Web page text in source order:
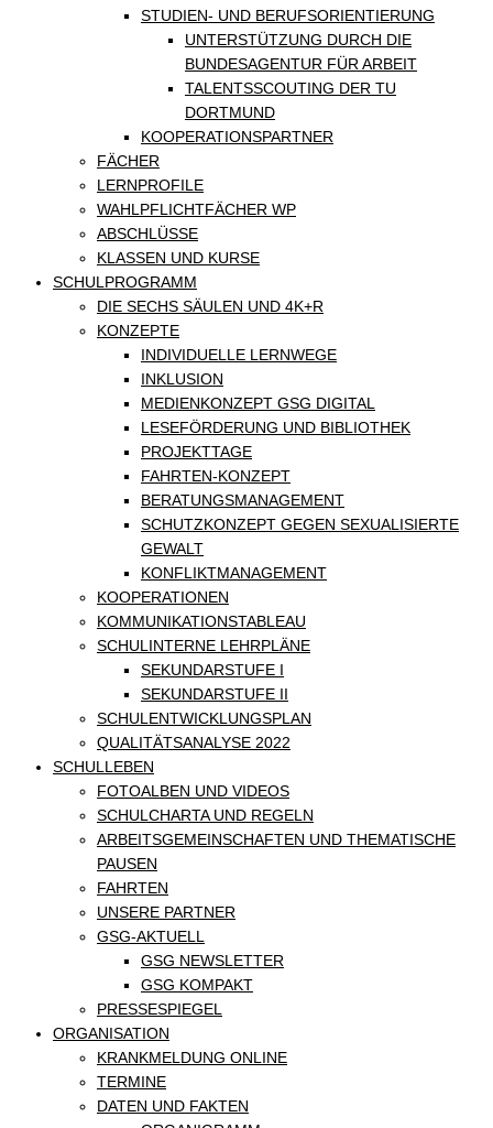
STUDIEN- UND BERUFSORIENTIERUNG
UNTERSTÜTZUNG DURCH DIE
BUNDESAGENTUR FÜR ARBEIT
TALENTSSCOUTING DER TU
DORTMUND
KOOPERATIONSPARTNER
FÄCHER
LERNPROFILE
WAHLPFLICHTFÄCHER WP
ABSCHLÜSSE
KLASSEN UND KURSE
SCHULPROGRAMM
DIE SECHS SÄULEN UND 4K+R
KONZEPTE
INDIVIDUELLE LERNWEGE
INKLUSION
MEDIENKONZEPT GSG DIGITAL
LESEFÖRDERUNG UND BIBLIOTHEK
PROJEKTTAGE
FAHRTEN-KONZEPT
BERATUNGSMANAGEMENT
SCHUTZKONZEPT GEGEN SEXUALISIERTE
GEWALT
KONFLIKTMANAGEMENT
KOOPERATIONEN
KOMMUNIKATIONSTABLEAU
SCHULINTERNE LEHRPLÄNE
SEKUNDARSTUFE I
SEKUNDARSTUFE II
SCHULENTWICKLUNGSPLAN
QUALITÄTSANALYSE 2022
SCHULLEBEN
FOTOALBEN UND VIDEOS
SCHULCHARTA UND REGELN
ARBEITSGEMEINSCHAFTEN UND THEMATISCHE
PAUSEN
FAHRTEN
UNSERE PARTNER
GSG-AKTUELL
GSG NEWSLETTER
GSG KOMPAKT
PRESSESPIEGEL
ORGANISATION
KRANKMELDUNG ONLINE
TERMINE
DATEN UND FAKTEN